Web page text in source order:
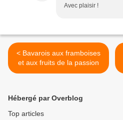
Avec plaisir !
< Bavarois aux framboises
et aux fruits de la passion
Hébergé par Overblog
Top articles